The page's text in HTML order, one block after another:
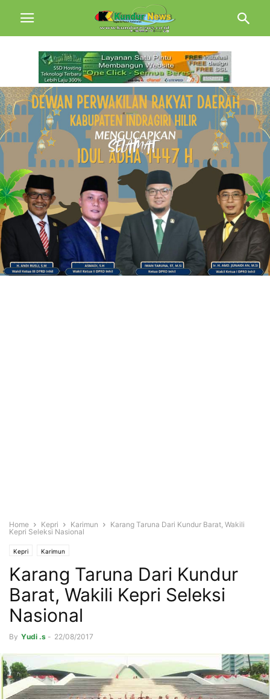
Home Kepri Karimun
Karang Taruna Dari Kundur Barat, Wakili
Kepri Seleksi Nasional
Kepri Karimun
Karang Taruna Dari Kundur
Barat, Wakili Kepri Seleksi
Nasional
By Yudi .s - 22/08/2017